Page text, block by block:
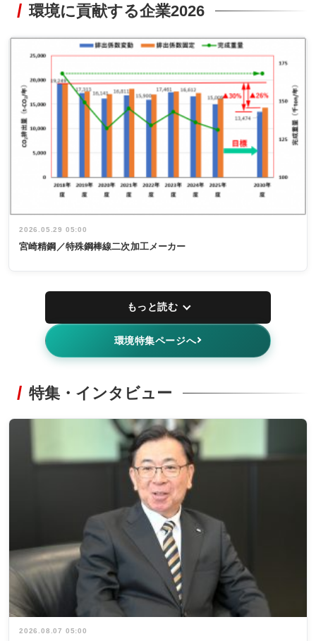
環境に貢献する企業2026
2026.05.29 05:00
宮崎精鋼／特殊鋼棒線二次加工メーカー
もっと読む
環境特集ページへ
特集・インタビュー
2026.08.07 05:00